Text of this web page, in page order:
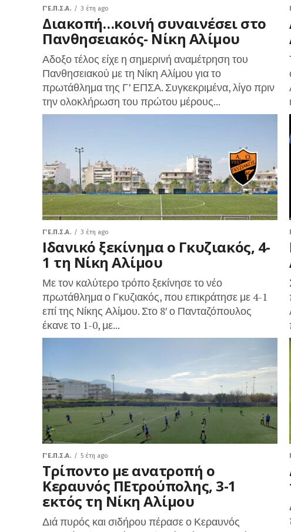
Γ΄ Ε.Π.Σ.Α. 3 έτη ago
Διακοπή…κοινή συναινέσει στο
Πανθησειακός- Νίκη Αλίμου
Αδοξο τέλος είχε η σημερινή αναμέτρηση του
Πανθησειακού με τη Νίκη Αλίμου για το
πρωτάθλημα της Γ’ ΕΠΣΑ. Συγκεκριμένα, λίγο πριν
την ολοκλήρωση του πρώτου μέρους...
Γ΄ Ε.Π.Σ.Α. 3 έτη ago
Ιδανικό ξεκίνημα ο Γκυζιακός, 4-
1 τη Νίκη Αλίμου
Με τον καλύτερο τρόπο ξεκίνησε το νέο
πρωτάθλημα ο Γκυζιακός, που επικράτησε με 4-1
επί της Νίκης Αλίμου. Στο 8′ ο Πανταζόπουλος
έκανε το 1-0, με...
Γ΄ Ε.Π.Σ.Α. 5 έτη ago
Τρίποντο με ανατροπή ο
Κεραυνός ΠΕτρούπολης, 3-1
εκτός τη Νίκη Αλίμου
Διά πυρός και σιδήρου πέρασε ο Κεραυνός